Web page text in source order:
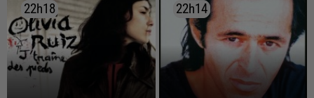
22h18
22h18 22h14
22h14